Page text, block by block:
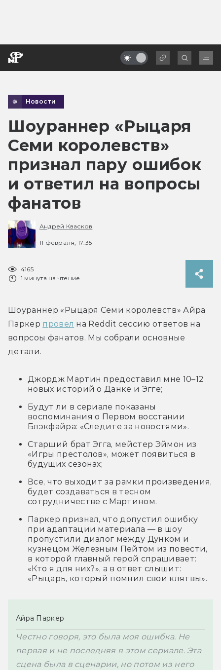
Новости
Шоураннер «Рыцаря
Семи королевств»
признал пару ошибок
и ответил на вопросы
фанатов
Андрей Квасков
11 февраля, 17:35
4165
1 минута на чтение
Шоураннер «Рыцаря Семи королевств» Айра
Паркер провел на Reddit сессию ответов на
вопрсоы фанатов. Мы собрали основные
детали.
Джордж Мартин предоставил мне 10–12
новых историй о Данке и Эгге;
Будут ли в сериале показаны
воспоминания о Первом восстании
Блэкфайра: «Следите за новостями».
Cтарший брат Эгга, мейстер Эймон из
«Игры престолов», может появиться в
будущих сезонах;
Все, что выходит за рамки произведения,
будет создаваться в тесном
сотрудничестве с Мартином.
Паркер признал, что допустил ошибку
при адаптации материала — в шоу
пропустили диалог между Дунком и
кузнецом Железным Пейтом из повести,
в которой главный герой спрашивает:
«Кто я для них?», а в ответ слышит:
«Рыцарь, который помнил свои клятвы».
Айра Паркер
Честно говоря, это была моя ошибка. Не
первая и не последняя в этом сериале. Эта
сцена была в сценарии, но потом из него